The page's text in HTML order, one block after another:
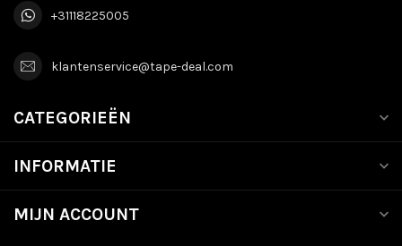
+31118225005
klantenservice@tape-deal.com
CATEGORIEËN
INFORMATIE
MIJN ACCOUNT